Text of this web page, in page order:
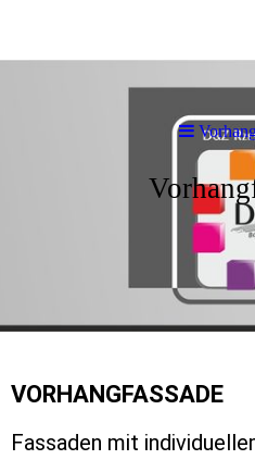
VORHANGFASSADE
Fassaden mit